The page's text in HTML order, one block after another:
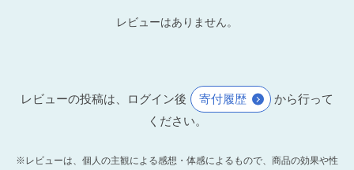
レビューはありません。
レビューの投稿は、ログイン後 寄付履歴
から行って
ください。
※レビューは、個人の主観による感想・体感によるもので、商品の効果や性